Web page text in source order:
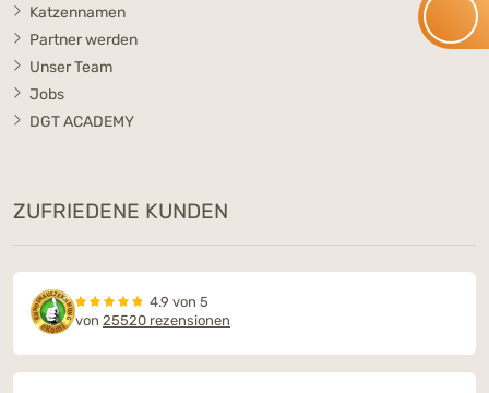
Katzennamen
Partner werden
Unser Team
Jobs
DGT ACADEMY
ZUFRIEDENE KUNDEN
4.9 von 5
von 25520 rezensionen